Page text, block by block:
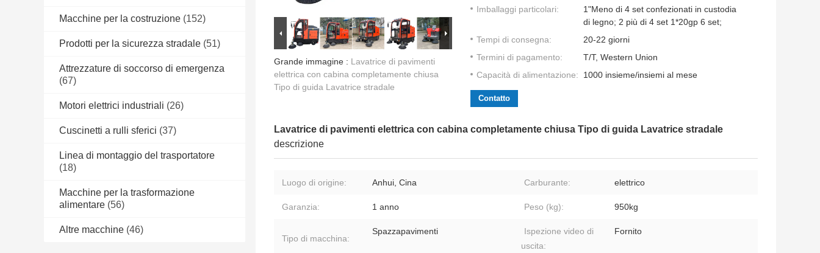
Macchine per la costruzione (152)
Prodotti per la sicurezza stradale (51)
Attrezzature di soccorso di emergenza
(67)
Motori elettrici industriali (26)
Cuscinetti a rulli sferici (37)
Linea di montaggio del trasportatore
(18)
Macchine per la trasformazione
alimentare (56)
Altre macchine (46)
Grande immagine : Lavatrice di pavimenti
elettrica con cabina completamente chiusa
Tipo di guida Lavatrice stradale
Imballaggi particolari:
1"Meno di 4 set confezionati in custodia
di legno; 2 più di 4 set 1*20gp 6 set;
Tempi di consegna:
20-22 giorni
Termini di pagamento:
T/T, Western Union
Capacità di alimentazione:
1000 insieme/insiemi al mese
Contatto
Lavatrice di pavimenti elettrica con cabina completamente chiusa Tipo di guida Lavatrice stradale
descrizione
Luogo di origine: Anhui, Cina Carburante: elettrico
Garanzia: 1 anno Peso (kg): 950kg
Tipo di macchina:
Spazzapavimenti
Ispezione video di
uscita:
Fornito